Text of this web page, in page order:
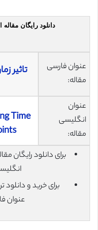
دانلود رایگان
عنوان فارسی
مقاله:
تاثیر
عنوان
انگلیسی
مقاله:
Time
برای خرید و
عنوان